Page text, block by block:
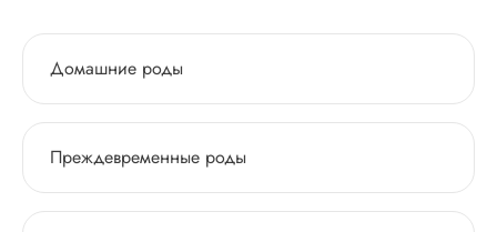
Домашние роды
Преждевременные роды